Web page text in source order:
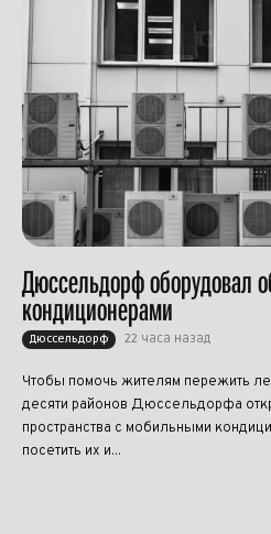
Дюссельдорф оборудовал
кондиционерами
Дюссельдорф 22 часа назад
Чтобы помочь жителям пережить
десяти районов Дюссельдорфа
пространства с мобильными
посетить их и...